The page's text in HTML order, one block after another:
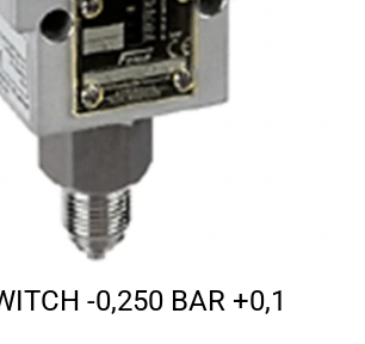
-0,250 BAR +0,1